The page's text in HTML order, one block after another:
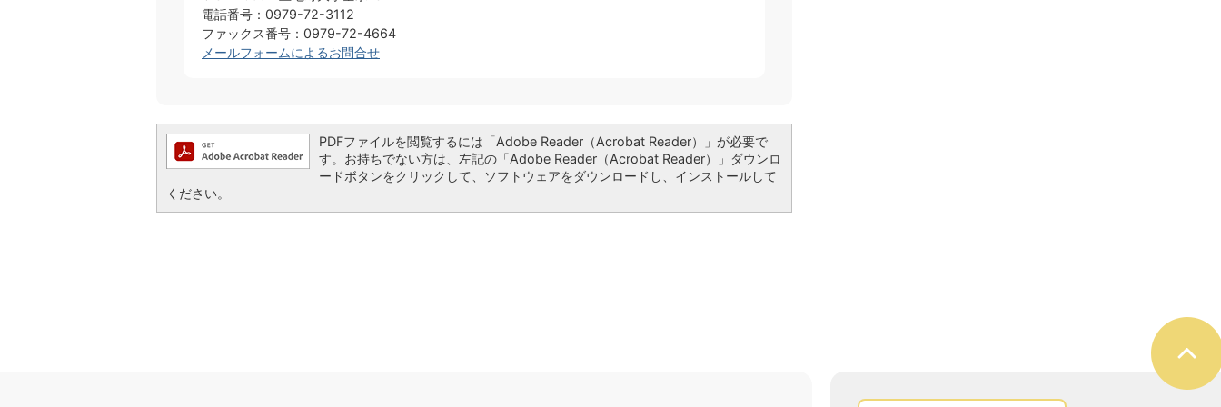
電話番号：0979-72-3112
ファックス番号：0979-72-4664
メールフォームによるお問合せ
PDFファイルを閲覧するには「Adobe Reader（Acrobat Reader）」が必要で
す。お持ちでない方は、左記の「Adobe Reader（Acrobat Reader）」ダウンロ
ードボタンをクリックして、ソフトウェアをダウンロードし、インストールして
ください。